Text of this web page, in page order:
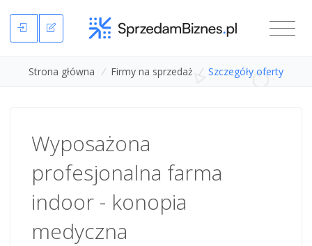
Strona główna / Firmy na sprzedaż / Szczegóły oferty
Wyposażona
profesjonalna farma
indoor - konopia
medyczna